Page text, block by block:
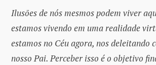
Ilusões de nós mesmos podem viver
estamos vivendo em uma realidade
estamos no Céu agora, nos deleitando
nosso Pai. Perceber isso é o objetivo